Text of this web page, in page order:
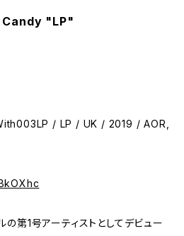
Candy "LP"
/ LP / UK / 2019 / AOR,
の第1号アーティストとしてデビュー